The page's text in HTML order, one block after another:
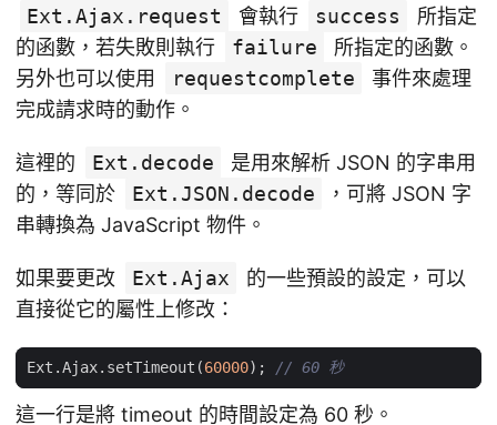
Ext.Ajax.request
會執行 success
所指定
的函數，若失敗則執行
failure
所指定的函數。
另外也可以使用
requestcomplete
事件來處理
完成請求時的動作。
這裡的 Ext.decode
是用來解析 JSON 的字串用
的，等同於
Ext.JSON.decode
，可將 JSON 字
串轉換為 JavaScript 物件。
如果要更改 Ext.Ajax
的一些預設的設定，可以
直接從它的屬性上修改：
Ext .Ajax. setTimeout (60000);
這一行是將 timeout 的時間設定為 60 秒。